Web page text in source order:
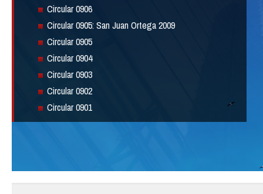
Circular 0906
Circular 0905: San Juan Ortega 2009
Circular 0905
Circular 0904
Circular 0903
Circular 0902
Circular 0901